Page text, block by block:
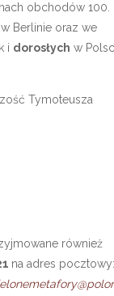
obchodów 100.
Berlinie oraz we
i dorosłych w
Tymoteusza
również
na adres pocztowy: